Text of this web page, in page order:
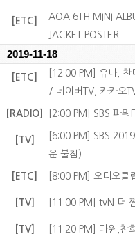
[ETC]
AOA 6TH MINI
JACKET POSTER
2019-11-18
[ETC]
[12:00 PM] 유나,
/ 네이버TV, 카카오
[RADIO] [2:00 PM] SBS 파
[TV]
[6:00 PM] SBS
운 불참)
[ETC] [8:00 PM] 오디오클
[TV] [11:00 PM] tvN 더
[TV] [11:20 PM] 다원,찬